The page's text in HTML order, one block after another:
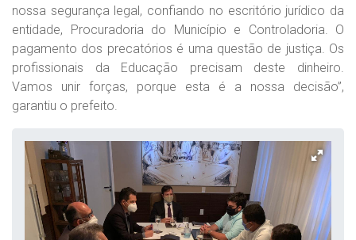
nossa segurança legal, confiando no escritório jurídico da
entidade, Procuradoria do Município e Controladoria. O
pagamento dos precatórios é uma questão de justiça. Os
profissionais da Educação precisam deste dinheiro.
Vamos unir forças, porque esta é a nossa decisão”,
garantiu o prefeito.